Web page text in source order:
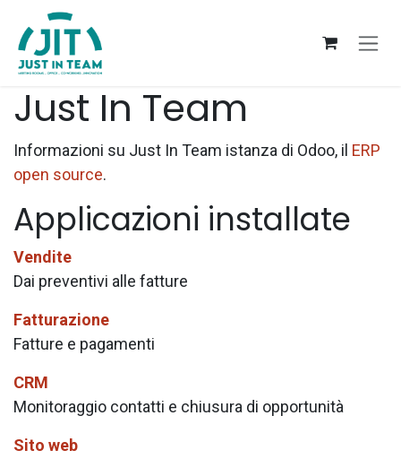
Passa al contenuto
Just In Team
Informazioni su Just In Team istanza di Odoo, il ERP
open source.
Applicazioni installate
Vendite
Dai preventivi alle fatture
Fatturazione
Fatture e pagamenti
CRM
Monitoraggio contatti e chiusura di opportunità
Sito web